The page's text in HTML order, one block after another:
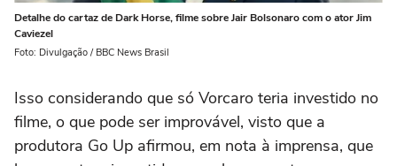
Detalhe do cartaz de Dark Horse, filme sobre Jair Bolsonaro com o ator Jim
Caviezel
Foto: Divulgação / BBC News Brasil
Isso considerando que só Vorcaro teria investido no
filme, o que pode ser improvável, visto que a
produtora Go Up afirmou, em nota à imprensa, que